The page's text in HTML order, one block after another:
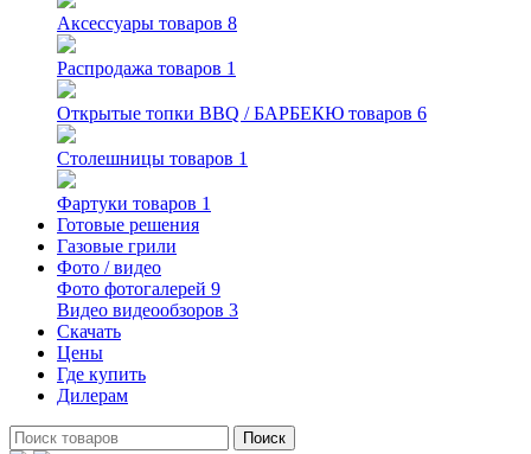
Аксессуары товаров 8
Распродажа товаров 1
Открытые топки BBQ / БАРБЕКЮ товаров 6
Столешницы товаров 1
Фартуки товаров 1
Готовые решения
Газовые грили
Фото / видео
Фото фотогалерей 9
Видео видеообзоров 3
Скачать
Цены
Где купить
Дилерам
Поиск